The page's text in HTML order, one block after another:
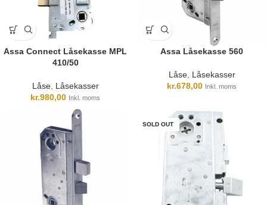
Assa Connect Låsekasse MPL
410/50
Låse, Låsekasser
kr.980,00 Inkl. moms
Assa Låsekasse 560
Låse, Låsekasser
kr.678,00 Inkl. moms
SOLD OUT